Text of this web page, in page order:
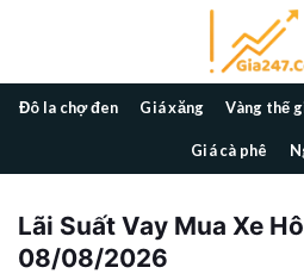
Đô la chợ đen Giá xăng Vàng thế
Giá cà phê
Lãi Suất Vay Mua Xe
08/08/2026